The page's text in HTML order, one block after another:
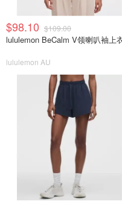
$98.10 $109.00
lululemon BeCalm V领喇叭袖上
lululemon AU